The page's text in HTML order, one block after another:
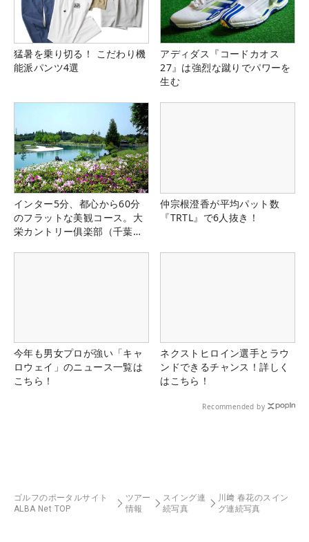
猛暑を乗り切る！ こだわり機
能派パンツ4選
アディダス『コードカオス
27』は強烈な蹴りでパワーを
生む
インター5分、都心から60分
のフラットな美観コース。大
栄カントリー俱楽部（千葉
仲宗根澄香が平均パット数
『TRTL』で6人抜き！
今年も男女プロが強い「キャ
ロウェイ」のニュース一覧は
こちら！
ネクストヒロイン選手とラウ
ンドできるチャンス！詳しく
はこちら！
Recommended by
ゴルフのポータルサイト
ALBA Net TOP
ツアー
情報
スイング連
続写真
川﨑 春花のスイン
グ連続写真